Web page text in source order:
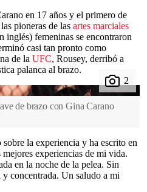
en 17 años y el primero de
pioneras de las artes marciales
inglés) femeninas se encontraron
casi tan pronto como
de la UFC, Rousey, derribó a
palanca al brazo.
de brazo con Gina Carano
la experiencia y ha escrito en
mejores experiencias de mi vida.
en la noche de la pelea. Sin
concentrada. Un saludo a mi